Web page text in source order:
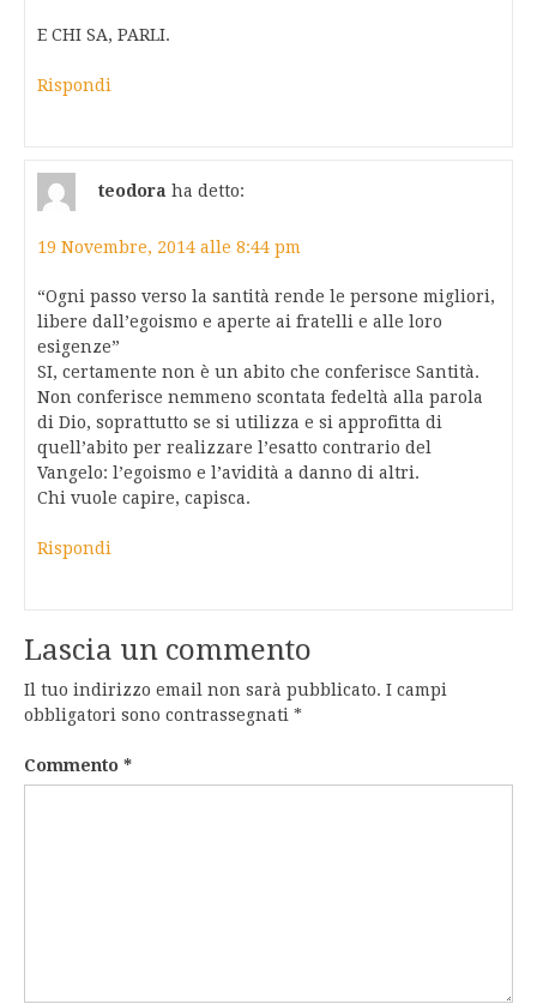
E CHI SA, PARLI.
Rispondi
teodora ha detto:
19 Novembre, 2014 alle 8:44 pm
“Ogni passo verso la santità rende le persone migliori,
libere dall’egoismo e aperte ai fratelli e alle loro
esigenze”
SI, certamente non è un abito che conferisce Santità.
Non conferisce nemmeno scontata fedeltà alla parola
di Dio, soprattutto se si utilizza e si approfitta di
quell’abito per realizzare l’esatto contrario del
Vangelo: l’egoismo e l’avidità a danno di altri.
Chi vuole capire, capisca.
Rispondi
Lascia un commento
Il tuo indirizzo email non sarà pubblicato. I campi
obbligatori sono contrassegnati *
Commento *